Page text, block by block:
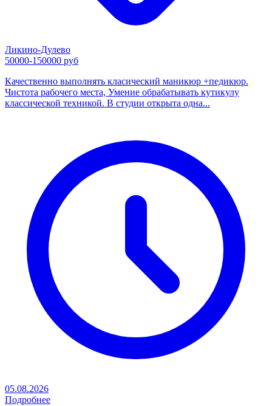
Ликино-Дулево
50000-150000 руб
Качественно выполнять класический маникюр +педикюр.
Чистота рабочего места, Умение обрабатывать кутикулу
классической техникой. В студии открыта одна...
05.08.2026
Подробнее